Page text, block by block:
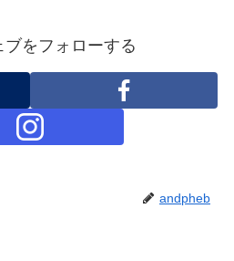
ブをフォローする
andpheb